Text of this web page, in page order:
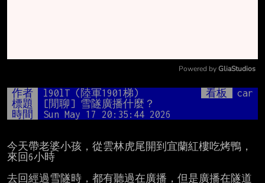
Mute
Powered by GliaStudios
作者 l90lT (陸軍1901梯) 看板
car
標題
[閒聊] 雪隧廣播什麼？
時間
Sun May 17 20:35:44 2026
今天帶老婆小孩，從雲林虎尾開到宜蘭紅樓吃烤鴨，
來回6小時
去回經過雪隧時，都有聽過在廣播，但是廣播在隧道